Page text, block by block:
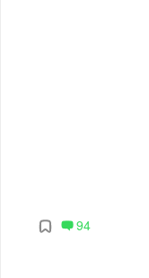
94